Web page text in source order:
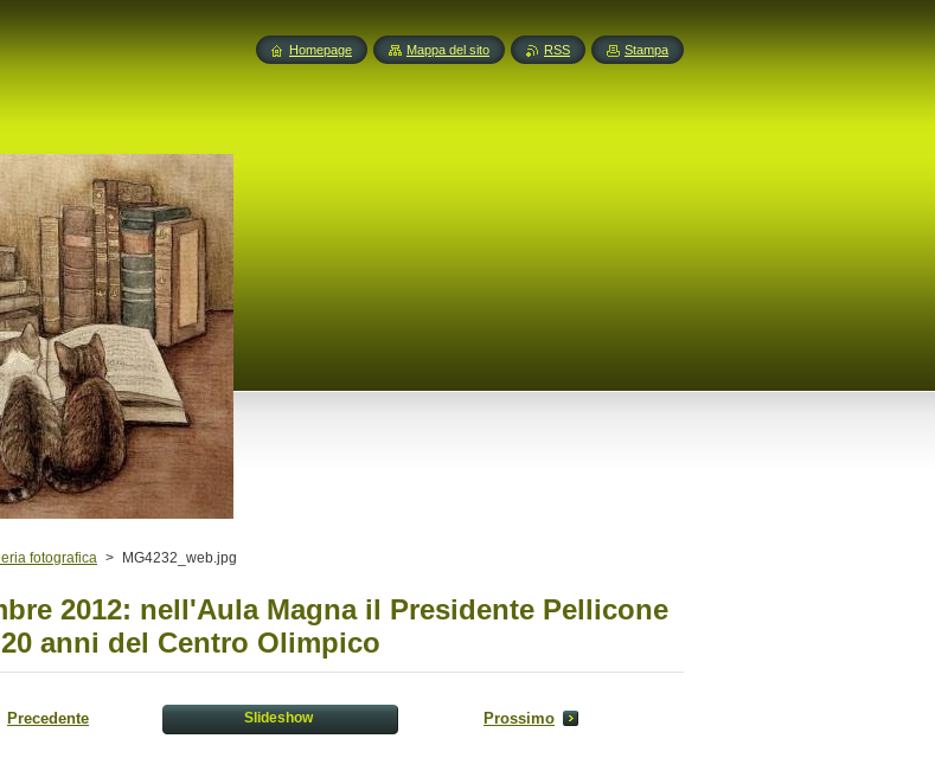
fotografica > MG4232_web.jpg
2012: nell'Aula Magna il Presidente Pellicone
anni del Centro Olimpico
Precedente Slideshow Prossimo
Homepage Mappa del sito RSS Stampa